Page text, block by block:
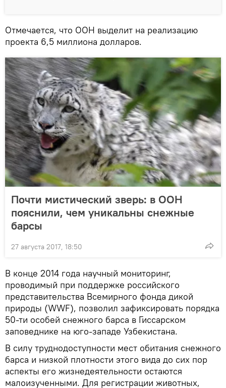
Отмечается, что ООН выделит на реализацию
проекта 6,5 миллиона долларов.
Почти мистический зверь: в ООН
пояснили, чем уникальны снежные
барсы
27 августа 2017, 18:50
В конце 2014 года научный мониторинг,
проводимый при поддержке российского
представительства Всемирного фонда дикой
природы (WWF), позволил зафиксировать порядка
50-ти особей снежного барса в Гиссарском
заповеднике на юго-западе Узбекистана.
В силу труднодоступности мест обитания снежного
барса и низкой плотности этого вида до сих пор
аспекты его жизнедеятельности остаются
малоизученными. Для регистрации животных,